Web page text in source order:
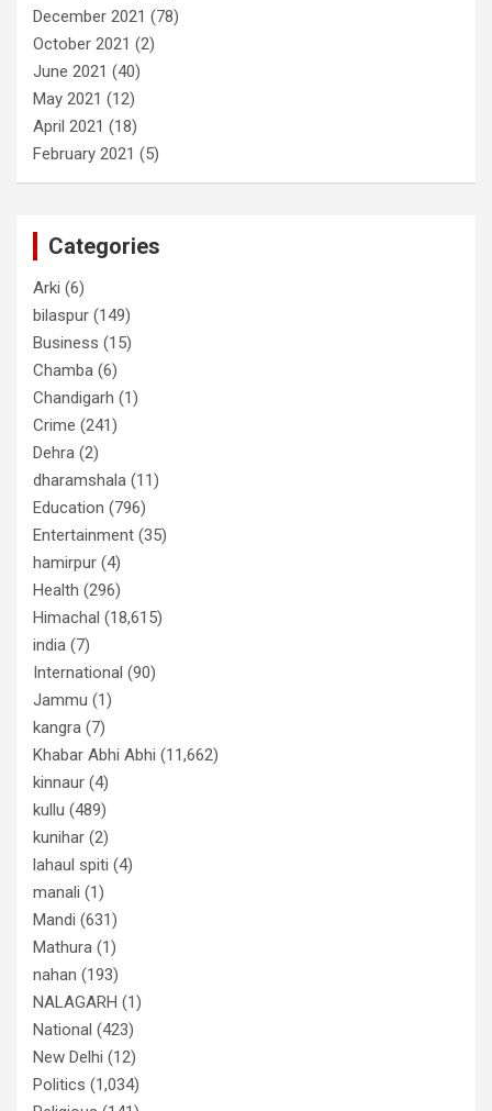
December 2021 (78)
October 2021 (2)
June 2021 (40)
May 2021 (12)
April 2021 (18)
February 2021 (5)
Categories
Arki (6)
bilaspur (149)
Business (15)
Chamba (6)
Chandigarh (1)
Crime (241)
Dehra (2)
dharamshala (11)
Education (796)
Entertainment (35)
hamirpur (4)
Health (296)
Himachal (18,615)
india (7)
International (90)
Jammu (1)
kangra (7)
Khabar Abhi Abhi (11,662)
kinnaur (4)
kullu (489)
kunihar (2)
lahaul spiti (4)
manali (1)
Mandi (631)
Mathura (1)
nahan (193)
NALAGARH (1)
National (423)
New Delhi (12)
Politics (1,034)